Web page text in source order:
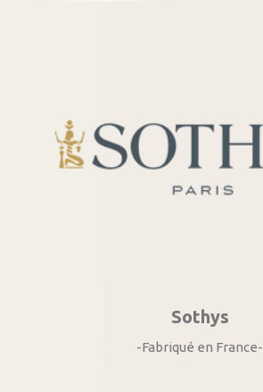
Sothys
-Fabriqué en France-